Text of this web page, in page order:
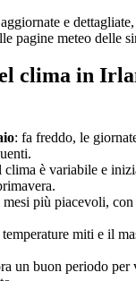
e
pagine meteo delle
clima in
: fa freddo, le
clima è variabile e
mesi più piacevoli, con
temperature miti e il
un buon periodo per